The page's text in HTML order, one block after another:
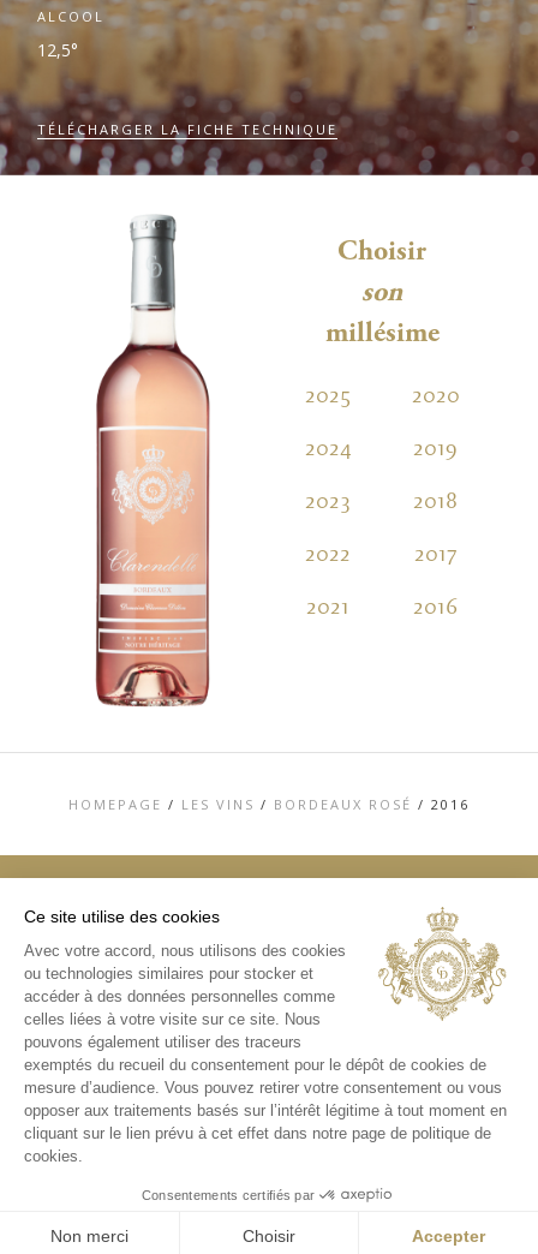
ALCOOL
12,5°
TÉLÉCHARGER LA FICHE TECHNIQUE
Choisir
son
millésime
2025
2024
2023
2022
2021
2020
2019
2018
2017
2016
HOMEPAGE / LES VINS / BORDEAUX ROSÉ / 2016
CONTACT
MENTIONS LÉGALES
CHARTE DE DONNÉES PERSONNELLES &
COOKIES
MÉDIATHÈQUE
INSTAGRAM
TOP
Ce site utilise des cookies
Avec votre accord, nous utilisons des cookies
ou technologies similaires pour stocker et
accéder à des données personnelles comme
celles liées à votre visite sur ce site. Nous
pouvons également utiliser des traceurs
exemptés du recueil du consentement pour le dépôt de cookies de
mesure d’audience. Vous pouvez retirer votre consentement ou vous
opposer aux traitements basés sur l’intérêt légitime à tout moment en
cliquant sur le lien prévu à cet effet dans notre page de politique de
cookies.
Consentements certifiés par
Non merci Choisir Accepter